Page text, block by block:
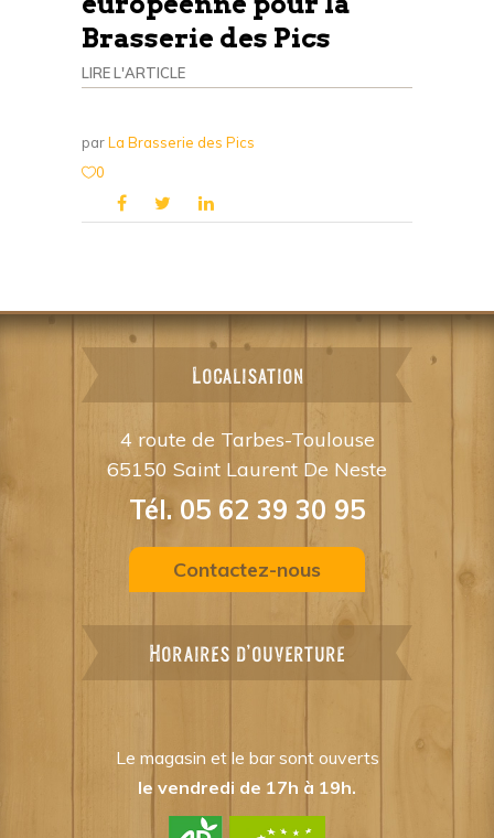
Brasserie des Pics
LIRE L'ARTICLE
parLa Brasserie des Pics
0
Localisation
4 route de Tarbes-Toulouse
65150 Saint Laurent De Neste
Tél. 05 62 39 30 95
Contactez-nous
Horaires d'ouverture
Le magasin et le bar sont ouverts
le vendredi de 17h à 19h.